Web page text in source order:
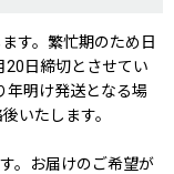
す。繁忙期のため日
20日締切とさせてい
年明け発送となる場
いたします。
。お届けのご希望が